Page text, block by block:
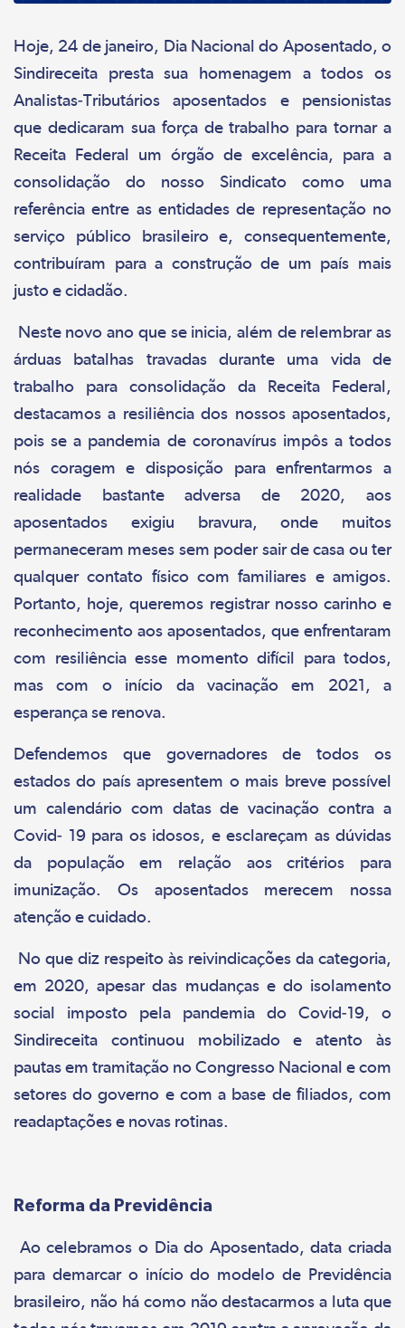
Hoje, 24 de janeiro, Dia Nacional do Aposentado, o
Sindireceita presta sua homenagem a todos os
Analistas-Tributários aposentados e pensionistas
que dedicaram sua força de trabalho para tornar a
Receita Federal um órgão de excelência, para a
consolidação do nosso Sindicato como uma
referência entre as entidades de representação no
serviço público brasileiro e, consequentemente,
contribuíram para a construção de um país mais
justo e cidadão.
Neste novo ano que se inicia, além de relembrar as
árduas batalhas travadas durante uma vida de
trabalho para consolidação da Receita Federal,
destacamos a resiliência dos nossos aposentados,
pois se a pandemia de coronavírus impôs a todos
nós coragem e disposição para enfrentarmos a
realidade bastante adversa de 2020, aos
aposentados exigiu bravura, onde muitos
permaneceram meses sem poder sair de casa ou ter
qualquer contato físico com familiares e amigos.
Portanto, hoje, queremos registrar nosso carinho e
reconhecimento aos aposentados, que enfrentaram
com resiliência esse momento difícil para todos,
mas com o início da vacinação em 2021, a
esperança se renova.
Defendemos que governadores de todos os
estados do país apresentem o mais breve possível
um calendário com datas de vacinação contra a
Covid- 19 para os idosos, e esclareçam as dúvidas
da população em relação aos critérios para
imunização. Os aposentados merecem nossa
atenção e cuidado.
No que diz respeito às reivindicações da categoria,
em 2020, apesar das mudanças e do isolamento
social imposto pela pandemia do Covid-19, o
Sindireceita continuou mobilizado e atento às
pautas em tramitação no Congresso Nacional e com
setores do governo e com a base de filiados, com
readaptações e novas rotinas.
Reforma da Previdência
Ao celebramos o Dia do Aposentado, data criada
para demarcar o início do modelo de Previdência
brasileiro, não há como não destacarmos a luta que